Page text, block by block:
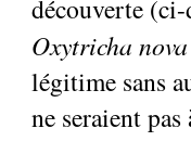
découverte
Oxytricha nova
légitime sans
ne seraient